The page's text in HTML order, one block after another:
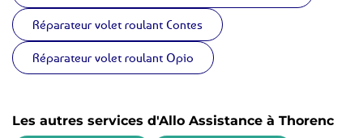
Réparateur volet roulant Contes
Réparateur volet roulant Opio
Les autres services d'Allo Assistance à Thorenc